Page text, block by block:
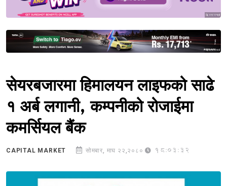
Sponsored
Sponsored
सेयरबजारमा हिमालयन लाइफको साढे
१ अर्ब लगानी, कम्पनीको रोजाईमा
कमर्सियल बैंक
CAPITAL MARKET सोमबार, माघ २२,२०८० 18:03:32